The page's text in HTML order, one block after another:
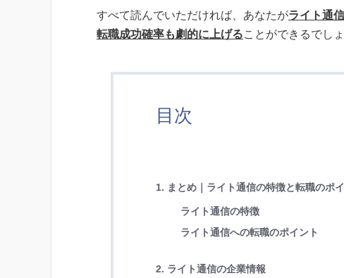
すべて読んでいただければ、あなたがライト通
転職成功確率も劇的に上げることができるでしょ
目次
1. まとめ｜ライト通信の特徴と転職のポ
ライト通信の特徴
ライト通信への転職のポイント
2. ライト通信の企業情報